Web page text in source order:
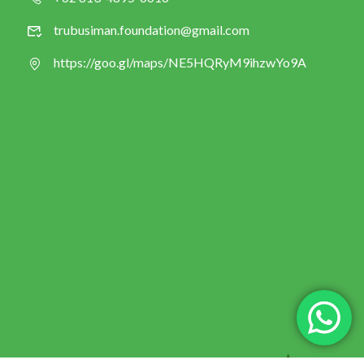
trubusiman.foundation@gmail.com
https://goo.gl/maps/NE5HQRyM9ihzwYo9A